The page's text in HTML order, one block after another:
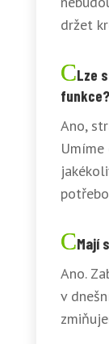
držet
Lze
funkce?
Ano,
Mají
Ano.
v